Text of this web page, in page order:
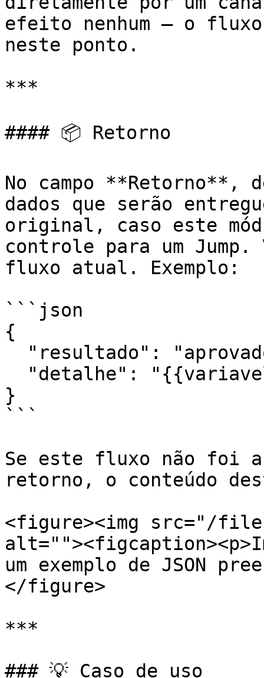
efeito nenhum — o
neste ponto.
***
#### 📦 Retorno
No campo **Retorno**,
dados que serão
original, caso este
controle para um
fluxo atual. Exemplo:
```json
{
}
```
Se este fluxo não foi
retorno, o conteúdo
<figure><img src="/
um exemplo de JSON
</figure>
***
### 💡 Caso de uso